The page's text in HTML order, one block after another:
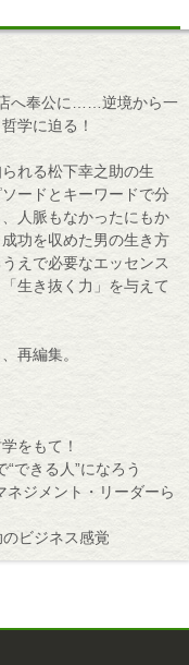
へ奉公に……逆境から一
学に迫る！
れる松下幸之助の生
ードとキーワードで分
人脈もなかったにもか
功を収めた男の生き方
えで必要なエッセンス
生き抜く力」を与えて
再編集。
をもて！
できる人”になろう
ジメント・リーダーら
ビジネス感覚